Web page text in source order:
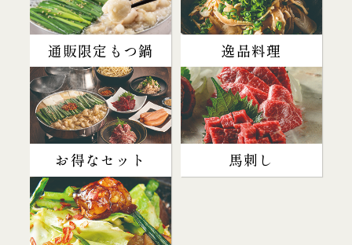
通販限定もつ鍋 逸品料理
お得なセット 馬刺し